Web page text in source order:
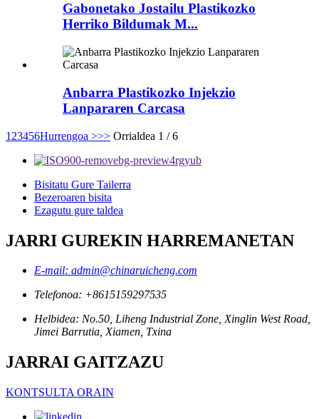
Gabonetako Jostailu Plastikozko
Herriko Bildumak M...
Anbarra Plastikozko Injekzio
Lanpararen Carcasa
1 23456Hurrengoa >>> Orrialdea 1 / 6
Bisitatu Gure Tailerra
Bezeroaren bisita
Ezagutu gure taldea
JARRI GUREKIN HARREMANETAN
E-mail: admin@chinaruicheng.com
Telefonoa: +8615159297535
Helbidea: No.50, Liheng Industrial Zone, Xinglin West Road,
Jimei Barrutia, Xiamen, Txina
JARRAI GAITZAZU
KONTSULTA ORAIN